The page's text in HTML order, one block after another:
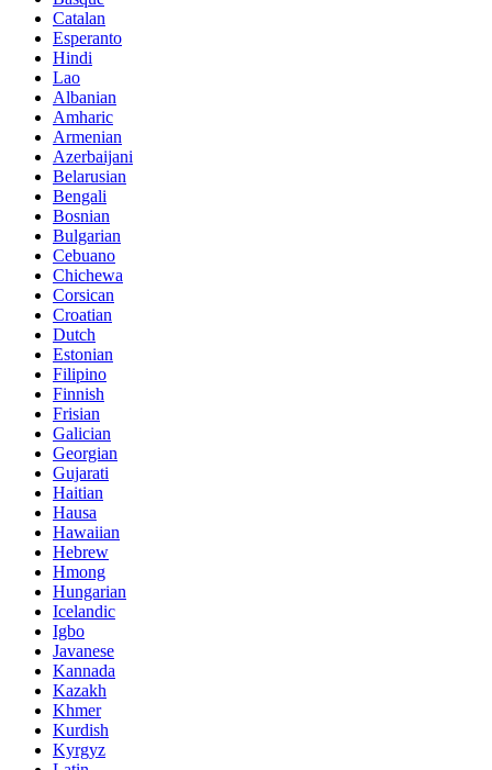
Catalan
Esperanto
Hindi
Lao
Albanian
Amharic
Armenian
Azerbaijani
Belarusian
Bengali
Bosnian
Bulgarian
Cebuano
Chichewa
Corsican
Croatian
Dutch
Estonian
Filipino
Finnish
Frisian
Galician
Georgian
Gujarati
Haitian
Hausa
Hawaiian
Hebrew
Hmong
Hungarian
Icelandic
Igbo
Javanese
Kannada
Kazakh
Khmer
Kurdish
Kyrgyz